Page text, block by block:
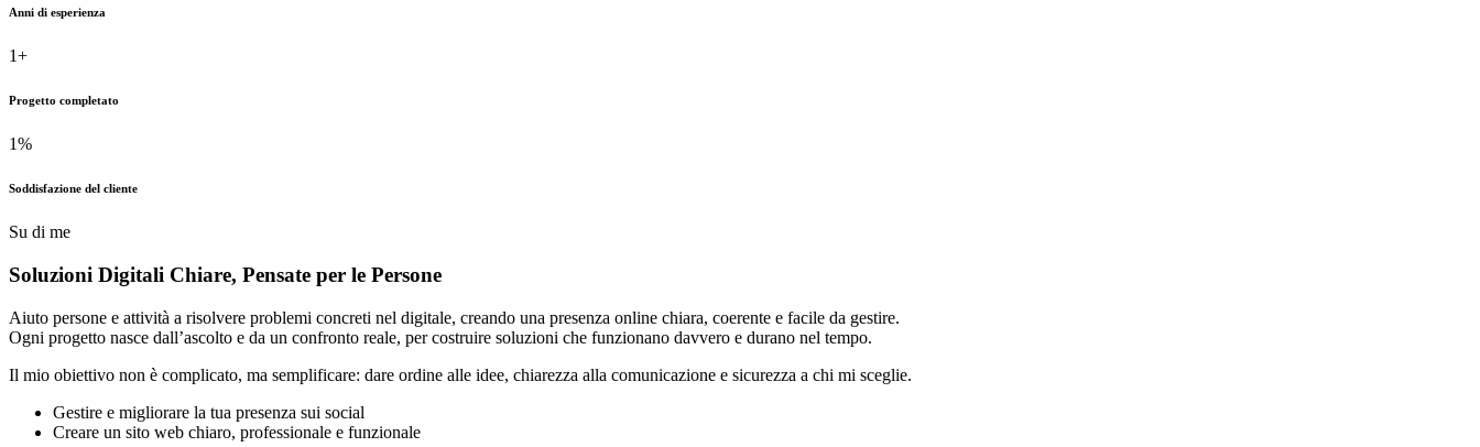
Anni di esperienza
1+
Progetto completato
1%
Soddisfazione del cliente
Su di me
Soluzioni Digitali Chiare, Pensate per le Persone
Aiuto persone e attività a risolvere problemi concreti nel digitale, creando una presenza online chiara, coerente e facile da gestire.
Ogni progetto nasce dall’ascolto e da un confronto reale, per costruire soluzioni che funzionano davvero e durano nel tempo.
Il mio obiettivo non è complicato, ma semplificare: dare ordine alle idee, chiarezza alla comunicazione e sicurezza a chi mi sceglie.
Gestire e migliorare la tua presenza sui social
Creare un sito web chiaro, professionale e funzionale